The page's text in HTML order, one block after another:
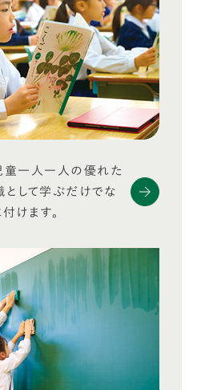
童一人一人の優れた
として学ぶだけでな
けます。